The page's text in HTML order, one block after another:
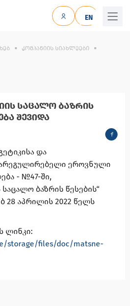
EN
ᲙᲝᲛᲞᲐᲜᲘᲘᲡ ᲡᲘᲐᲮᲚᲔᲔᲑᲘ
ᲡᲐᲪᲐᲚᲝ ᲑᲐᲖᲠᲘᲡ
ᲨᲔᲕᲘᲓᲐ
და
ეროვნული
- №47-ში,
ბაზრის წესების“
28 აპრილის 2022 წელს
ლინკი:
storage/files/doc/matsne-